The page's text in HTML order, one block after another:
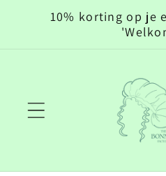
Meteen
naar de
10% korting op je